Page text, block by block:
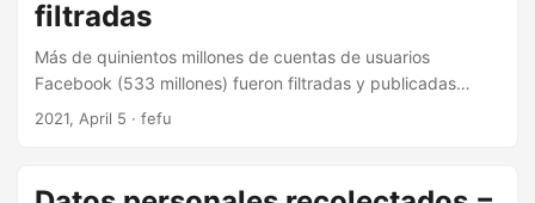
filtradas
Más de quinientos millones de cuentas de usuarios
Facebook (533 millones) fueron filtradas y publicadas
gratuitamente. Nuevas evidencias que confirman la falta
2021, April 5 · fefu